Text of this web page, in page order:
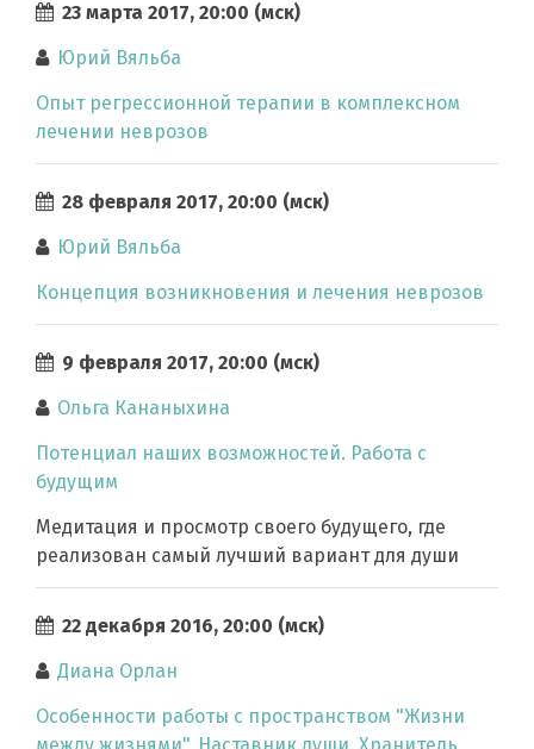
23 марта 2017, 20:00 (мск)
Юрий Вяльба
Опыт регрессионной терапии в комплексном
лечении неврозов
28 февраля 2017, 20:00 (мск)
Юрий Вяльба
Концепция возникновения и лечения неврозов
9 февраля 2017, 20:00 (мск)
Ольга Кананыхина
Потенциал наших возможностей. Работа с
будущим
Медитация и просмотр своего будущего, где
реализован самый лучший вариант для души
22 декабря 2016, 20:00 (мск)
Диана Орлан
Особенности работы с пространством "Жизни